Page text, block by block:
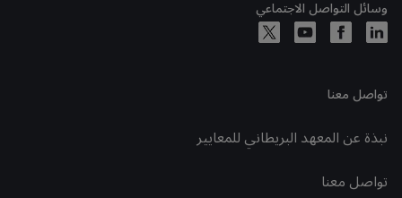
وسائل التواصل الاجتماعي
تواصل معنا
نبذة عن المعهد البريطاني للمعايير
تواصل معنا